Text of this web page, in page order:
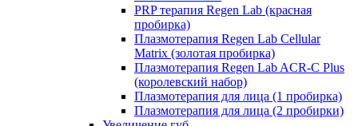
PRP терапия Regen Lab (красная
пробирка)
Плазмотерапия Regen Lab Cellular
Matrix (золотая пробирка)
Плазмотерапия Regen Lab ACR-C Plus
(королевский набор)
Плазмотерапия для лица (1 пробирка)
Плазмотерапия для лица (2 пробирки)